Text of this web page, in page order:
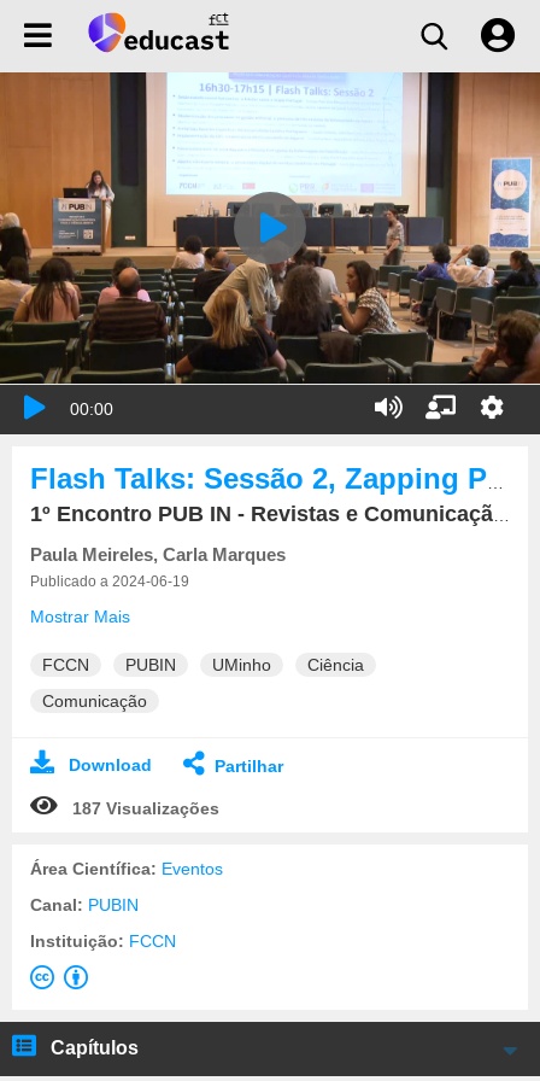
00:00
1º Encontro PUB IN - Revistas e Comunicação Científica para a Ciência Aberta
Paula Meireles, Carla Marques
Publicado a 2024-06-19
Mostrar Mais
FCCN PUBIN UMinho
Ciência
Comunicação
Download Partilhar
187 Visualizações
Área Científica: Eventos
Canal: PUBIN
Instituição: FCCN
Capítulos